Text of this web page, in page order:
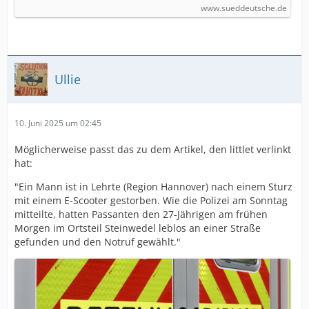
www.sueddeutsche.de
Ullie
10. Juni 2025 um 02:45
Möglicherweise passt das zu dem Artikel, den littlet verlinkt
hat:
"Ein Mann ist in Lehrte (Region Hannover) nach einem Sturz
mit einem E-Scooter gestorben. Wie die Polizei am Sonntag
mitteilte, hatten Passanten den 27-Jährigen am frühen
Morgen im Ortsteil Steinwedel leblos an einer Straße
gefunden und den Notruf gewählt."